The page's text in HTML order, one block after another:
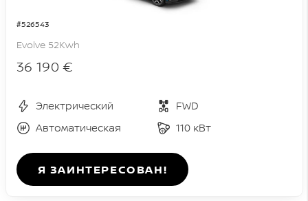
#526543
Evolve 52Kwh
36 190 €
Электрический
FWD
Автоматическая
110 кВт
Я ЗАИНТЕРЕСОВАН!